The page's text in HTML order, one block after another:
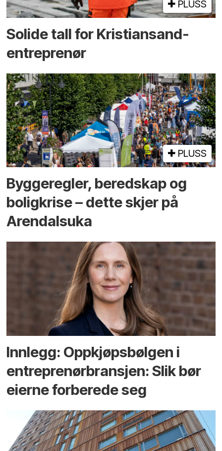
PLUSS
Solide tall for Kristiansand-
entreprenør
PLUSS
Bygge­regler, beredskap og
bolig­krise – dette skjer på
Arendals­uka
Innlegg: Oppkjøps­bølgen i
entreprenør­bransjen: Slik bør
eierne forberede seg